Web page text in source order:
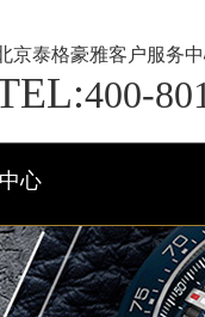
京泰格豪雅客户服务
400-
心